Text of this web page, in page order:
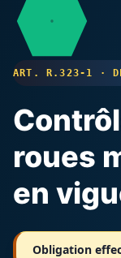
ART. R.323-1 ·
roues
en
Obligation